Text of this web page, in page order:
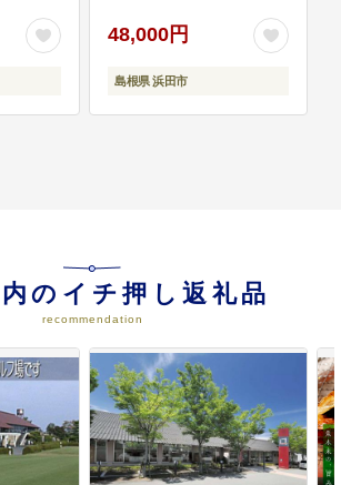
【038_1949】
48,000円
島根県 浜田市
のイチ押し返礼品
recommendation